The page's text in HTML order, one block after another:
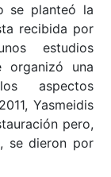
se planteó la
recibida por
estudios
organizó una
aspectos
Yasmeidis
pero,
se dieron por